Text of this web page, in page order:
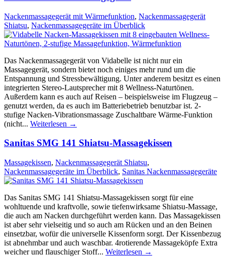
Nackenmassagegerät mit Wärmefunktion, Nackenmassagegerät
Shiatsu, Nackenmassagegeräte im Überblick
Das Nackenmassagegerät von Vidabelle ist nicht nur ein
Massagegerät, sondern bietet noch einiges mehr rund um die
Entspannung und Stressbewältigung. Unter anderem besitzt es einen
integrierten Stereo-Lautsprecher mit 8 Wellness-Naturtönen.
Außerdem kann es auch auf Reisen – beispielsweise im Flugzeug –
genutzt werden, da es auch im Batteriebetrieb benutzbar ist. 2-
stufige Nacken-Vibrationsmassage Zuschaltbare Wärme-Funktion
(nicht... Weiterlesen →
Sanitas SMG 141 Shiatsu-Massagekissen
Massagekissen, Nackenmassagegerät Shiatsu,
Nackenmassagegeräte im Überblick, Sanitas Nackenmassagegeräte
Das Sanitas SMG 141 Shiatsu-Massagekissen sorgt für eine
wohltuende und kraftvolle, sowie tiefenwirksame Shiatsu-Massage,
die auch am Nacken durchgeführt werden kann. Das Massagekissen
ist aber sehr vielseitig und so auch am Rücken und an den Beinen
einsetzbar, wofür die universelle Kissenform sorgt. Der Kissenbezug
ist abnehmbar und auch waschbar. 4rotierende Massageköpfe Extra
weicher und flauschiger Stoff... Weiterlesen →